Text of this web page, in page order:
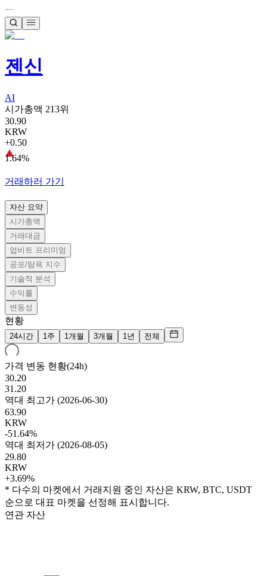
젠신
AI
시가총액 213위
30.90
KRW
+0.50
1.64%
거래하러 가기
자산 요약
시가총액
거래대금
업비트 프리미엄
공포/탐욕 지수
기술적 분석
수익률
변동성
현황
24시간 1주 1개월 3개월 1년 전체
가격 변동 현황(24h)
30.20
31.20
역대 최고가 (2026-06-30)
63.90
KRW
-51.64%
역대 최저가 (2026-08-05)
29.80
KRW
+3.69%
* 다수의 마켓에서 거래지원 중인 자산은 KRW, BTC, USDT
순으로 대표 마켓을 선정해 표시합니다.
연관 자산